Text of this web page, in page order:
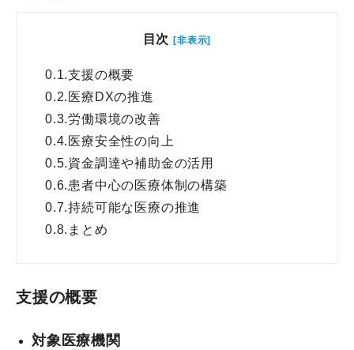
目次 [非表示]
0.1.支援の概要
0.2. 医療DXの推進
0.3.労働環境の改善
0.4. 医療安全性の向上
0.5.資金調達や補助金の活用
0.6.患者中心の医療体制の構築
0.7.持続可能な医療の推進
0.8. まとめ
支援の概要
対象医療機関